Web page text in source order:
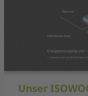
Unser